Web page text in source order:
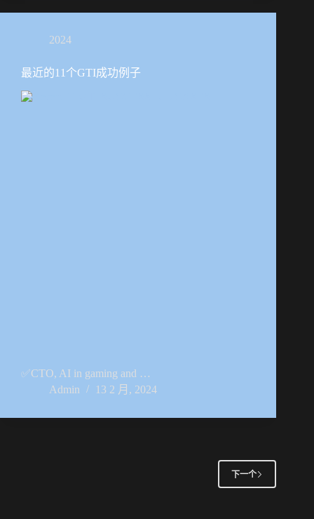
2024
最近的11个GTI成功例子
✅CTO, AI in gaming and …
Admin
13 2 月, 2024
下一个